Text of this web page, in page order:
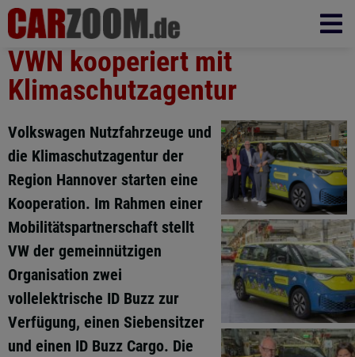
VWN kooperiert mit
Klimaschutzagentur
Volkswagen Nutzfahrzeuge und
die Klimaschutzagentur der
Region Hannover starten eine
Kooperation. Im Rahmen einer
Mobilitätspartnerschaft stellt
VW der gemeinnützigen
Organisation zwei
vollelektrische ID Buzz zur
Verfügung, einen Siebensitzer
und einen ID Buzz Cargo. Die